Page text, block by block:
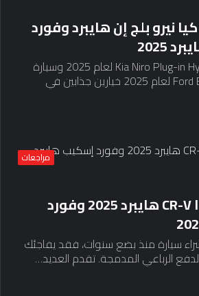
مقارنة بين 2025 كيا نيرو بلج إن هايبرد وفورد
2025
تعد سيارة Kia Niro Plug-in Hybrid (PHEV) لعام 2025 وسيارة
Ford Escape Plug-in Hybrid لعام 2025 خيارين جذابين في
مراجعات
مقارنة بين هوندا CR-V هايبرد 2025 وفورد
سيارة منذ بضع سنوات، فقد يفاجئك
الرباعي المدمجة. تقدم العديد…